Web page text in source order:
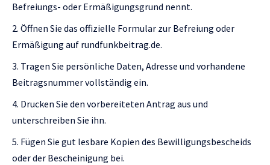
Befreiungs- oder Ermäßigungsgrund nennt.
Öffnen Sie das offizielle Formular zur Befreiung oder
Ermäßigung auf rundfunkbeitrag.de.
Tragen Sie persönliche Daten, Adresse und vorhandene
Beitragsnummer vollständig ein.
Drucken Sie den vorbereiteten Antrag aus und
unterschreiben Sie ihn.
Fügen Sie gut lesbare Kopien des Bewilligungsbescheids
oder der Bescheinigung bei.